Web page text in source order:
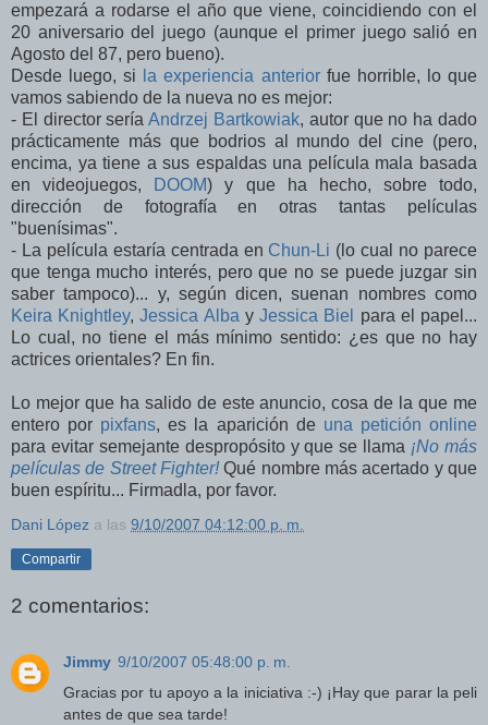
empezará a rodarse el año que viene, coincidiendo con el
20 aniversario del juego (aunque el primer juego salió en
Agosto del 87, pero bueno).
Desde luego, si
la experiencia anteriorfue horrible, lo que
vamos sabiendo de la nueva no es mejor:
- El director seríaAndrzej Bartkowiak, autor que no ha dado
prácticamente más que bodrios al mundo del cine (pero,
encima, ya tiene a sus espaldas una película mala basada
en videojuegos,
DOOM) y que ha hecho, sobre todo,
dirección de fotografía en otras tantas películas
"buenísimas".
- La película estaría centrada en Chun-Li (lo cual no parece
que tenga mucho interés, pero que no se puede juzgar sin
saber tampoco)... y, según dicen, suenan nombres como
Keira Knightley,Jessica Alba yJessica Biel
para el papel...
Lo cual, no tiene el más mínimo sentido: ¿es que no hay
actrices orientales? En fin.
Lo mejor que ha salido de este anuncio, cosa de la que me
entero por pixfans, es la aparición de una petición online
para evitar semejante despropósito y que se llama ¡No más
películas de Street Fighter!Qué nombre más acertado y que
buen espíritu... Firmadla, por favor.
Dani López a las 9/10/2007 04:12:00 p. m.
Compartir
2 comentarios:
Jimmy 9/10/2007 05:48:00 p. m.
Gracias por tu apoyo a la iniciativa :-) ¡Hay que parar la peli
antes de que sea tarde!